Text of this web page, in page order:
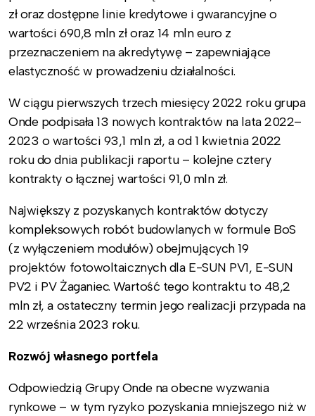
zł oraz dostępne linie kredytowe i gwarancyjne o
wartości 690,8 mln zł oraz 14 mln euro z
przeznaczeniem na akredytywę – zapewniające
elastyczność w prowadzeniu działalności.
W ciągu pierwszych trzech miesięcy 2022 roku grupa
Onde podpisała 13 nowych kontraktów na lata 2022–
2023 o wartości 93,1 mln zł, a od 1 kwietnia 2022
roku do dnia publikacji raportu – kolejne cztery
kontrakty o łącznej wartości 91,0 mln zł.
Największy z pozyskanych kontraktów dotyczy
kompleksowych robót budowlanych w formule BoS
(z wyłączeniem modułów) obejmujących 19
projektów fotowoltaicznych dla E-SUN PV1, E-SUN
PV2 i PV Żaganiec. Wartość tego kontraktu to 48,2
mln zł, a ostateczny termin jego realizacji przypada na
22 września 2023 roku.
Rozwój własnego portfela
Odpowiedzią Grupy Onde na obecne wyzwania
rynkowe – w tym ryzyko pozyskania mniejszego niż w